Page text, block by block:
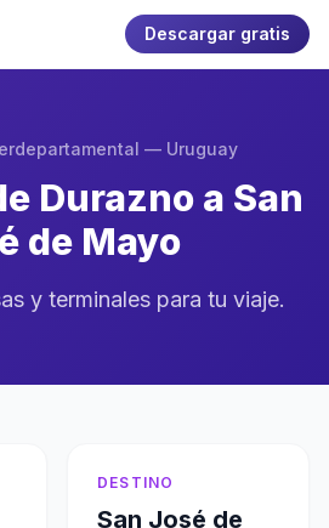
Descargar gratis
— Uruguay
Durazno a San
de Mayo
y terminales para tu viaje.
DESTINO
San José de